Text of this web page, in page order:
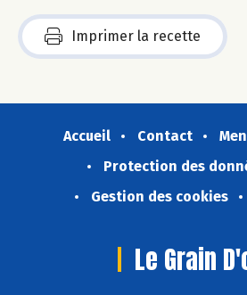
Imprimer la recette
Accueil Contact
Protection des
Gestion des cookies
Le Grain